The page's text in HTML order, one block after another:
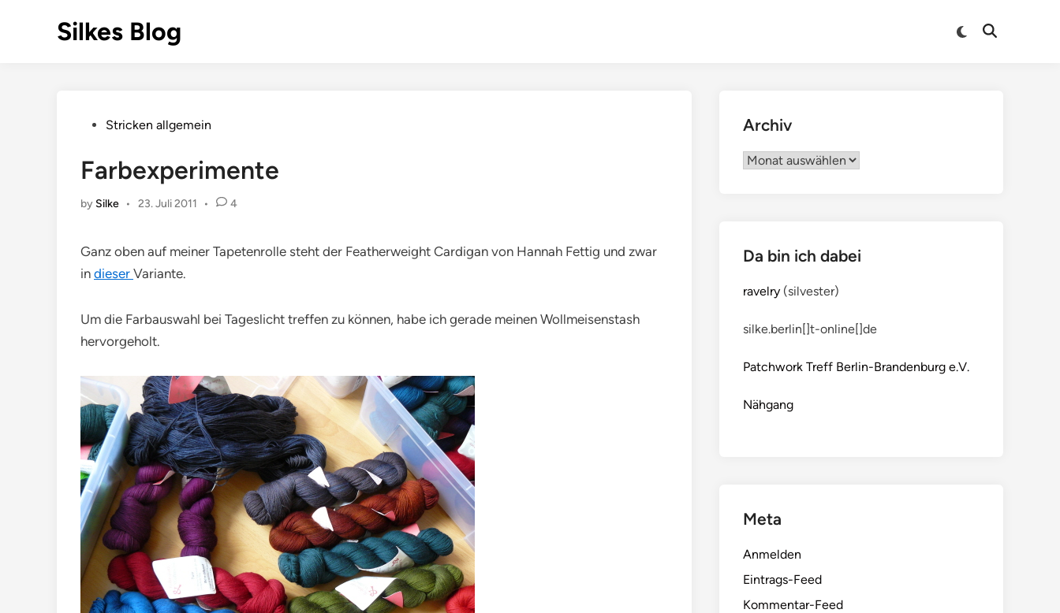
Silkes Blog
PostedStricken allgemein
Farbexperimente
by Silke • 23. Juli 2011 • 4
Ganz oben auf meiner Tapetenrolle steht der Featherweight Cardigan von Hannah Fettig und zwar
in dieser Variante.
Um die Farbauswahl bei Tageslicht treffen zu können, habe ich gerade meinen Wollmeisenstash
hervorgeholt.
Archiv
Archiv
Da bin ich dabei
ravelry (silvester)
silke.berlin[]t-online[]de
Patchwork Treff Berlin-Brandenburg e.V.
Nähgang
Meta
Anmelden
Eintrags-Feed
Kommentar-Feed